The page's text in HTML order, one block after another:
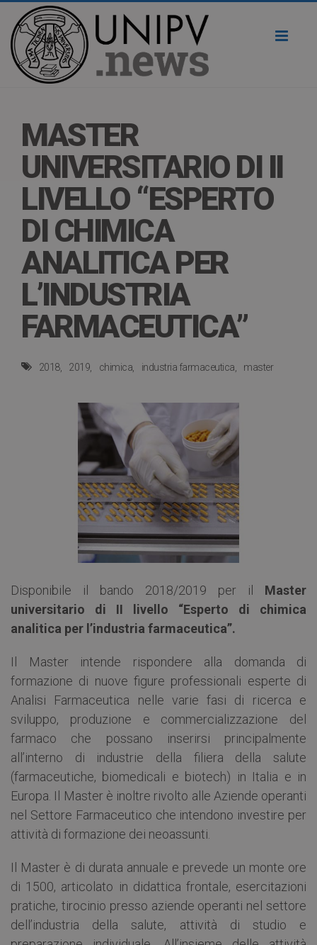
MASTER
UNIVERSITARIO DI II
LIVELLO “ESPERTO
DI CHIMICA
ANALITICA PER
L’INDUSTRIA
FARMACEUTICA”
2018 2019 chimica industria farmaceutica master
Disponibile il bando 2018/2019 per il Master
universitario di II livello “Esperto di chimica
analitica per l’industria farmaceutica”.
Il Master intende rispondere alla domanda di
formazione di nuove figure professionali esperte di
Analisi Farmaceutica nelle varie fasi di ricerca e
sviluppo, produzione e commercializzazione del
farmaco che possano inserirsi principalmente
all’interno di industrie della filiera della salute
(farmaceutiche, biomedicali e biotech) in Italia e in
Europa. Il Master è inoltre rivolto alle Aziende operanti
nel Settore Farmaceutico che intendono investire per
attività di formazione dei neoassunti.
Il Master è di durata annuale e prevede un monte ore
di 1500, articolato in didattica frontale, esercitazioni
pratiche, tirocinio presso aziende operanti nel settore
dell’industria della salute, attività di studio e